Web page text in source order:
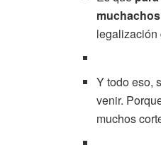
legalización
Y todo eso,
venir.
muchos